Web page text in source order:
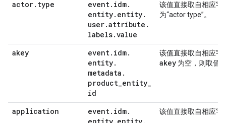
actor. type event. idm.
entity. entity.
user.attribute .
labels.value
该值直接取自相应字
为“actor type”。
akey event. idm.
entity.
metadata .
product_entity_
id
该值直接取自相应字
akey 为空，则取值
application event. idm.
该值直接取自相应字